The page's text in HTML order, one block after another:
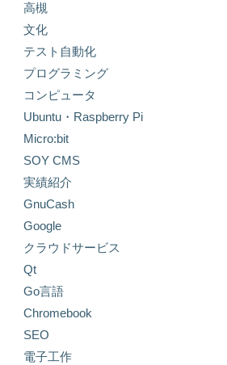
高槻
文化
テスト自動化
プログラミング
コンピュータ
Ubuntu・Raspberry Pi
Micro:bit
SOY CMS
実績紹介
GnuCash
Google
クラウドサービス
Qt
Go言語
Chromebook
SEO
電子工作